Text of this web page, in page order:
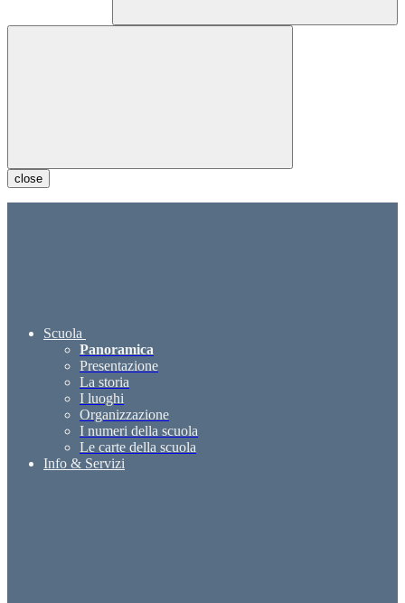
close
Scuola
Panoramica
Presentazione
La storia
I luoghi
Organizzazione
I numeri della scuola
Le carte della scuola
Info & Servizi